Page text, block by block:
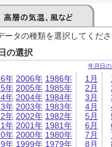
ータの種類を選択してくだ
の選択
年月日
年
年
年
年
年
年
年
年
2006年
2005年
2004年
2003年
2002年
2001年
2000年
1999年
1986年
1985年
1984年
1983年
1982年
1981年
1980年
1979年
1月
2月
3月
4月
5月
6月
7月
8月